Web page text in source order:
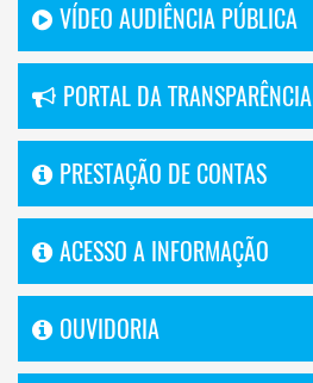
VÍDEO AUDIÊNCIA PÚBLICA
PORTAL DA TRANSPARÊNCIA
PRESTAÇÃO DE CONTAS
ACESSO A INFORMAÇÃO
OUVIDORIA